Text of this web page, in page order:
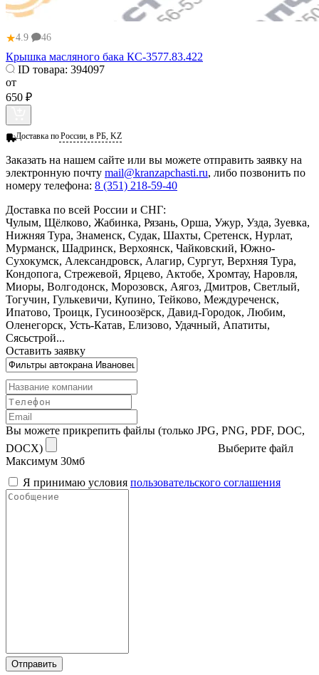
★4.9 46
Крышка масляного бака КС-3577.83.422
ID товара: 394097
от
650 ₽
Доставка поРоссии, в РБ, KZ
Заказать на нашем сайте или вы можете отправить заявку на
электронную почту mail@kranzapchasti.ru, либо позвонить по
номеру телефона: 8 (351) 218-59-40
Доставка по всей России и СНГ:
Чулым, Щёлково, Жабинка, Рязань, Орша, Ужур, Узда, Зуевка,
Нижняя Тура, Знаменск, Судак, Шахты, Сретенск, Нурлат,
Мурманск, Шадринск, Верхоянск, Чайковский, Южно-
Сухокумск, Александровск, Алагир, Сургут, Верхняя Тура,
Кондопога, Стрежевой, Ярцево, Актобе, Хромтау, Наровля,
Миоры, Волгодонск, Морозовск, Аягоз, Дмитров, Светлый,
Тогучин, Гулькевичи, Купино, Тейково, Междуреченск,
Ипатово, Троицк, Гусиноозёрск, Давид-Городок, Любим,
Оленегорск, Усть-Катав, Елизово, Удачный, Апатиты,
Сясьстрой...
Оставить заявку
Вы можете прикрепить файлы (только JPG, PNG, PDF, DOC,
DOCX)
Выберите файл
Максимум 30мб
Я принимаю условия пользовательского соглашения
Отправить